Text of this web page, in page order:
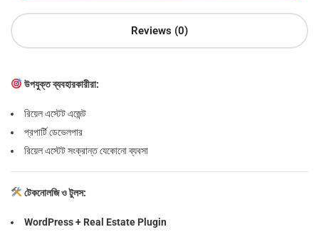
Reviews (0)
উপযুক্ত ব্যবহারকারীরা:
রিয়েল এস্টেট এজেন্ট
প্রপার্টি ডেভেলপার
রিয়েল এস্টেট সংক্রান্ত যেকোনো ব্যবসা
টেকনোলজি ও টুলস:
WordPress + Real Estate Plugin